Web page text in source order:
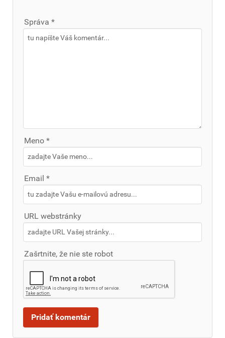
Správa *
Meno *
Email *
URL webstránky
Zašrtnite, že nie ste robot